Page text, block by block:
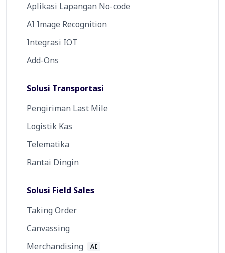
Aplikasi Lapangan No-code
AI Image Recognition
Integrasi IOT
Add-Ons
Solusi Transportasi
Pengiriman Last Mile
Logistik Kas
Telematika
Rantai Dingin
Solusi Field Sales
Taking Order
Canvassing
Merchandising
AI